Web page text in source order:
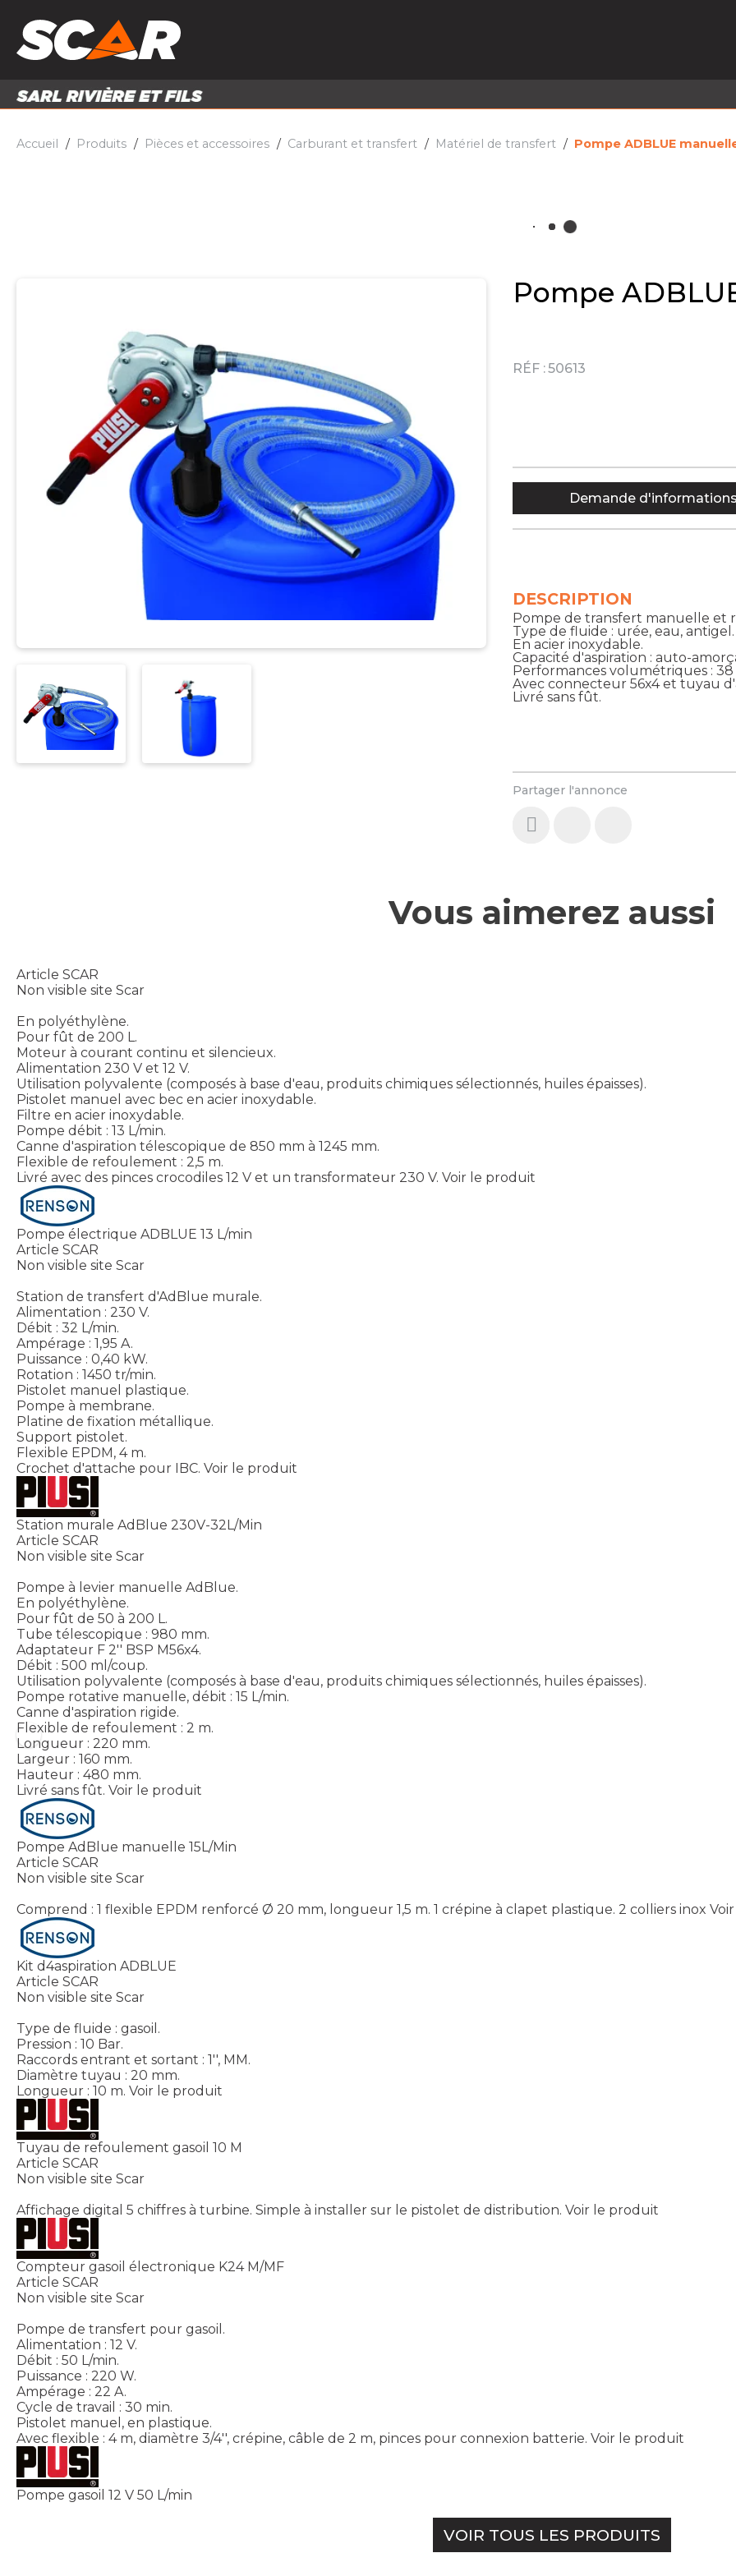
PIÈCES ET ACCESSOIRES
Accueil Produits Pièces et accessoires Carburant et transfert Matériel de transfert Pompe ADBLUE
Pompe
RÉF :50613
Partager l'annonce
DESCRIPTION
Pompe de transfert manuelle et
Type de fluide : urée, eau, antigel.
En acier inoxydable.
Capacité d'aspiration : auto-
Performances volumétriques :
Avec connecteur 56x4 et tuyau
Livré sans fût.
Demande d'informations
Vous aimerez aussi
Article SCAR
Non visible site Scar
En polyéthylène.
Pour fût de 200 L.
Moteur à courant continu et silencieux.
Alimentation 230 V et 12 V.
Utilisation polyvalente (composés à base d'eau, produits chimiques sélectionnés, huiles épaisses).
Pistolet manuel avec bec en acier inoxydable.
Filtre en acier inoxydable.
Pompe débit : 13 L/min.
Canne d'aspiration télescopique de 850 mm à 1245 mm.
Flexible de refoulement : 2,5 m.
Livré avec des pinces crocodiles 12 V et un transformateur 230 V. Voir le produit
Pompe électrique ADBLUE 13 L/min
Article SCAR
Non visible site Scar
Station de transfert d'AdBlue murale.
Alimentation : 230 V.
Débit : 32 L/min.
Ampérage : 1,95 A.
Puissance : 0,40 kW.
Rotation : 1450 tr/min.
Pistolet manuel plastique.
Pompe à membrane.
Platine de fixation métallique.
Support pistolet.
Flexible EPDM, 4 m.
Crochet d'attache pour IBC. Voir le produit
Station murale AdBlue 230V-32L/Min
Article SCAR
Non visible site Scar
Pompe à levier manuelle AdBlue.
En polyéthylène.
Pour fût de 50 à 200 L.
Tube télescopique : 980 mm.
Adaptateur F 2'' BSP M56x4.
Débit : 500 ml/coup.
Utilisation polyvalente (composés à base d'eau, produits chimiques sélectionnés, huiles épaisses).
Pompe rotative manuelle, débit : 15 L/min.
Canne d'aspiration rigide.
Flexible de refoulement : 2 m.
Longueur : 220 mm.
Largeur : 160 mm.
Hauteur : 480 mm.
Livré sans fût. Voir le produit
Pompe AdBlue manuelle 15L/Min
Article SCAR
Non visible site Scar
Comprend : 1 flexible EPDM renforcé Ø 20 mm, longueur 1,5 m. 1 crépine à clapet plastique. 2 colliers inox
Kit d4aspiration ADBLUE
Article SCAR
Non visible site Scar
Type de fluide : gasoil.
Pression : 10 Bar.
Raccords entrant et sortant : 1'', MM.
Diamètre tuyau : 20 mm.
Longueur : 10 m. Voir le produit
Tuyau de refoulement gasoil 10 M
Article SCAR
Non visible site Scar
Affichage digital 5 chiffres à turbine. Simple à installer sur le pistolet de distribution. Voir le produit
Compteur gasoil électronique K24 M/MF
Article SCAR
Non visible site Scar
Pompe de transfert pour gasoil.
Alimentation : 12 V.
Débit : 50 L/min.
Puissance : 220 W.
Ampérage : 22 A.
Cycle de travail : 30 min.
Pistolet manuel, en plastique.
Avec flexible : 4 m, diamètre 3/4'', crépine, câble de 2 m, pinces pour connexion batterie. Voir le produit
Pompe gasoil 12 V 50 L/min
VOIR TOUS LES PRODUITS